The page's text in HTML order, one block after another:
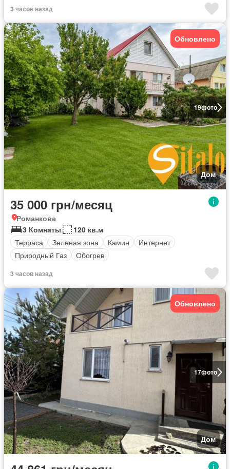
3 часов назад
19фото
Обновлено
Дом
35 000 грн/месяц
Романкове
3 Комнаты
120 кв.м
Терраса
Зеленая зона Камин
Интернет
Природный Газ
Обогрев
3 часов назад
17фото
Обновлено
Дом